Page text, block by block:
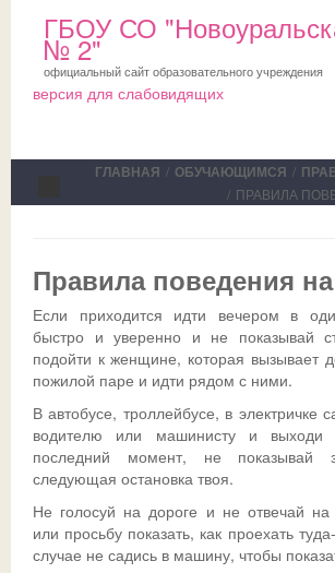
ГБОУ СО
№ 2"
официальный сайт образовательного учреждения
версия для слабовидящих
Школа
О школе
Новости
СМИ о нас
Дни открытых дверей
Актуально
Исполнение законодательства
Общешкольные
Коллектив
Профсоюз
Доска почета
ПМПК
Документы на ПМПК
Медблок
Трудовой отряд
Команда волонтеров
Совет обучающихся
Родителям
Школьная служба примирения
Безопасность детей в летний период
НОКО
Ссылки
ГЛАВНАЯ / ОБУЧАЮЩИМСЯ /
/ ПРАВИЛА
Правила поведения
Если приходится идти вечером в
быстро и уверенно и не показывай
подойти к женщине, которая вызывает
пожилой паре и идти рядом с ними.
В автобусе, троллейбусе, в электричке
водителю или машинисту и выходи
последний момент, не показывай
следующая остановка твоя.
Не голосуй на дороге и не отвечай на
или просьбу показать, как проехать
случае не садись в машину, чтобы